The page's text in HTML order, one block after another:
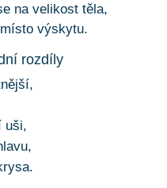
na velikost těla,
výskytu.
rozdíly
uši,